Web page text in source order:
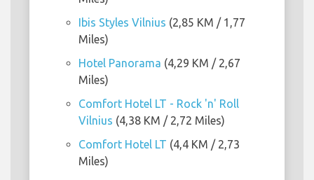
Ibis Styles Vilnius (2,85 KM / 1,77
Miles)
Hotel Panorama (4,29 KM / 2,67
Miles)
Comfort Hotel LT - Rock 'n' Roll
Vilnius (4,38 KM / 2,72 Miles)
Comfort Hotel LT (4,4 KM / 2,73
Miles)